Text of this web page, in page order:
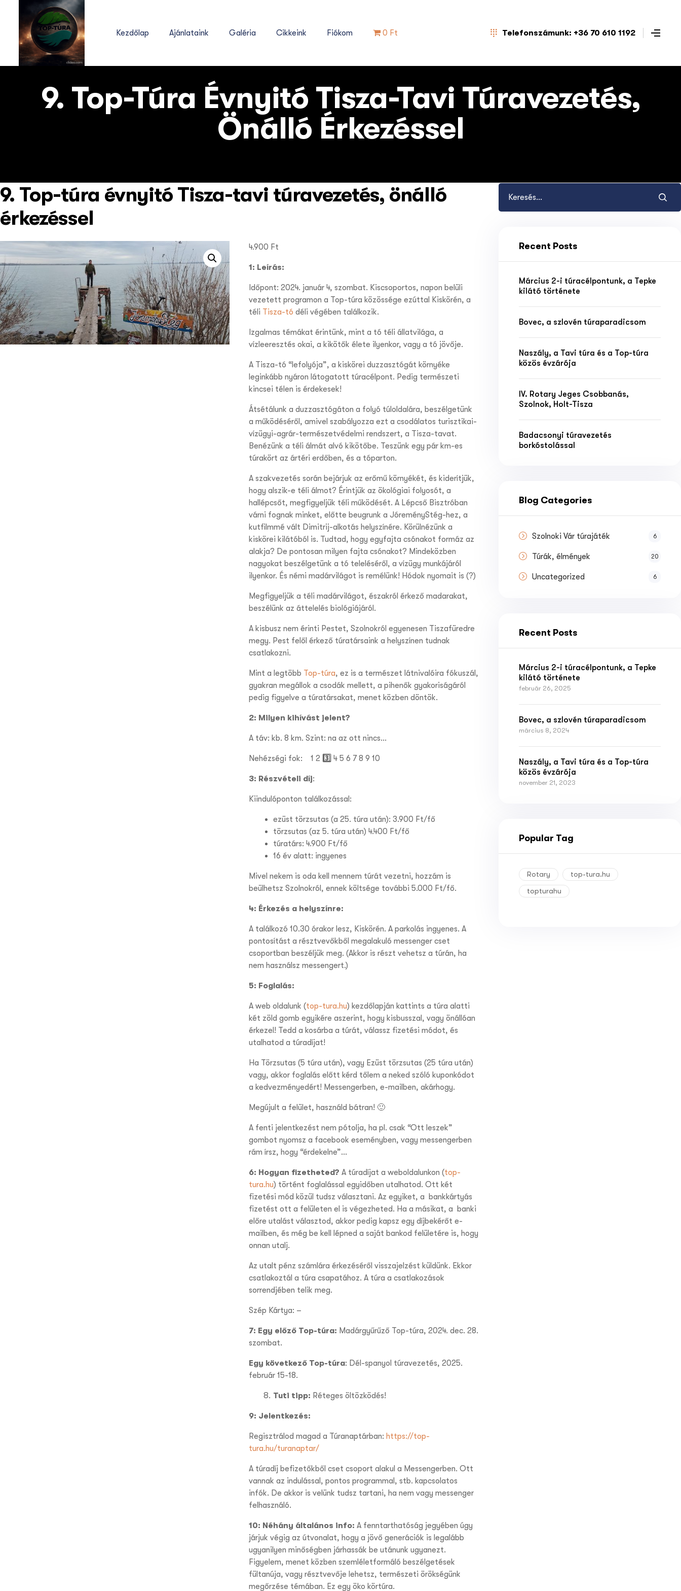
Kezdőlap Ajánlataink Galéria Cikkeink Fiókom 0 Ft Telefonszámunk: +36 70 610 1192
9. Top-Túra Évnyitó Tisza-Tavi Túravezetés,
Önálló Érkezéssel
9. Top-túra évnyitó Tisza-tavi túravezetés, önálló
érkezéssel
4.900 Ft
1: Leírás:
Időpont: 2024. január 4, szombat. Kiscsoportos, napon belüli
vezetett programon a Top-túra közössége ezúttal Kiskörén, a
téli Tisza-tó déli végében találkozik.
Izgalmas témákat érintünk, mint a tó téli állatvilága, a
vízleeresztés okai, a kikötők élete ilyenkor, vagy a tó jövője.
A Tisza-tó “lefolyója”, a kiskörei duzzasztógát környéke
leginkább nyáron látogatott túracélpont. Pedig természeti
kincsei télen is érdekesek!
Átsétálunk a duzzasztógáton a folyó túloldalára, beszélgetünk
a működéséről, amivel szabályozza ezt a csodálatos turisztikai-
vízügyi-agrár-természetvédelmi rendszert, a Tisza-tavat.
Benézünk a téli álmát alvó kikötőbe. Teszünk egy pár km-es
túrakört az ártéri erdőben, és a tóparton.
A szakvezetés során bejárjuk az erőmű környékét, és kiderítjük,
hogy alszik-e téli álmot? Érintjük az ökológiai folyosót, a
hallépcsőt, megfigyeljük téli működését. A Lépcső Bisztróban
várni fognak minket, előtte beugrunk a JóreményStég-hez, a
kutfilmmé vált Dimitrij-alkotás helyszínére. Körülnézünk a
kiskörei kilátóból is. Tudtad, hogy egyfajta csónakot formáz az
alakja? De pontosan milyen fajta csónakot? Mindeközben
nagyokat beszélgetünk a tó teleléséről, a vízügy munkájáról
ilyenkor. És némi madárvilágot is remélünk! Hódok nyomait is (?)
Megfigyeljük a téli madárvilágot, északról érkező madarakat,
beszélünk az áttelelés biológiájáról.
A kisbusz nem érinti Pestet, Szolnokról egyenesen Tiszafüredre
megy. Pest felől érkező túratársaink a helyszínen tudnak
csatlakozni.
Mint a legtöbb Top-túra, ez is a természet látnivalóira fókuszál,
gyakran megállok a csodák mellett, a pihenők gyakoriságáról
pedig figyelve a túratársakat, menet közben döntök.
2: Milyen kihívást jelent?
A táv: kb. 8 km. Szint: na az ott nincs…
Nehézségi fok: 1 2 3️⃣ 4 5 6 7 8 9 10
3: Részvételi díj:
Kiindulóponton találkozással:
ezüst törzsutas (a 25. túra után): 3.900 Ft/fő
törzsutas (az 5. túra után) 4.400 Ft/fő
túratárs: 4.900 Ft/fő
16 év alatt: ingyenes
Mivel nekem is oda kell mennem túrát vezetni, hozzám is
beülhetsz Szolnokról, ennek költsége további 5.000 Ft/fő.
4: Érkezés a helyszínre:
A találkozó 10.30 órakor lesz, Kiskörén. A parkolás ingyenes. A
pontosítást a résztvevőkből megalakuló messenger cset
csoportban beszéljük meg. (Akkor is részt vehetsz a túrán, ha
nem használsz messengert.)
5: Foglalás:
A web oldalunk (top-tura.hu) kezdőlapján kattints a túra alatti
két zöld gomb egyikére aszerint, hogy kisbusszal, vagy önállóan
érkezel! Tedd a kosárba a túrát, válassz fizetési módot, és
utalhatod a túradíjat!
Ha Törzsutas (5 túra után), vagy Ezüst törzsutas (25 túra után)
vagy, akkor foglalás előtt kérd tőlem a neked szóló kuponkódot
a kedvezményedért! Messengerben, e-mailben, akárhogy.
Megújult a felület, használd bátran! 🙂
A fenti jelentkezést nem pótolja, ha pl. csak “Ott leszek”
gombot nyomsz a facebook eseményben, vagy messengerben
rám írsz, hogy “érdekelne”…
6: Hogyan fizetheted? A túradíjat a weboldalunkon (top-
tura.hu) történt foglalással egyidőben utalhatod. Ott két
fizetési mód közül tudsz választani. Az egyiket, a
bankkártyás
fizetést ott a felületen el is végezheted. Ha a másikat, a
banki
előre utalást választod, akkor pedig kapsz egy díjbekérőt e-
mailben, és még be kell lépned a saját bankod felületére is, hogy
onnan utalj.
Az utalt pénz számlára érkezéséről visszajelzést küldünk. Ekkor
csatlakoztál a túra csapatához. A túra a csatlakozások
sorrendjében telik meg.
Szép Kártya: –
7: Egy előző Top-túra: Madárgyűrűző Top-túra, 2024. dec. 28.
szombat.
Egy következő Top-túra: Dél-spanyol túravezetés, 2025.
február 15-18.
Tuti tipp: Réteges öltözködés!
9: Jelentkezés:
Regisztrálod magad a Túranaptárban: https://top-
tura.hu/turanaptar/
A túradíj befizetőkből cset csoport alakul a Messengerben. Ott
vannak az indulással, pontos programmal, stb. kapcsolatos
infók. De akkor is velünk tudsz tartani, ha nem vagy messenger
felhasználó.
10: Néhány általános info: A fenntarthatóság jegyében úgy
járjuk végig az útvonalat, hogy a jövő generációk is legalább
ugyanilyen minőségben járhassák be utánunk ugyanezt.
Figyelem, menet közben szemléletformáló beszélgetések
fültanúja, vagy résztvevője lehetsz, természeti örökségünk
megőrzése témában. Ez egy öko körtúra.
Recent Posts
Március 2-i túracélpontunk, a Tepke
kilátó története
Bovec, a szlovén túraparadicsom
Naszály, a Tavi túra és a Top-túra
közös évzárója
IV. Rotary Jeges Csobbanás,
Szolnok, Holt-Tisza
Badacsonyi túravezetés
borkóstolással
Blog Categories
Szolnoki Vár túrajáték 6
Túrák, élmények 20
Uncategorized 6
Recent Posts
Március 2-i túracélpontunk, a Tepke
kilátó története
február 26, 2025
Bovec, a szlovén túraparadicsom
március 8, 2024
Naszály, a Tavi túra és a Top-túra
közös évzárója
november 21, 2023
Popular Tag
Rotary top-tura.hu
topturahu